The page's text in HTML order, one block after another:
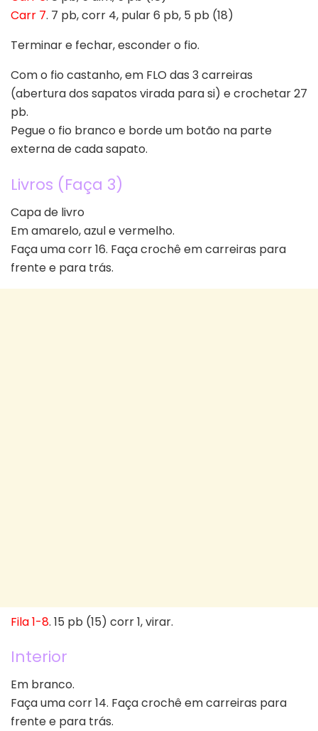
Carr 7. 7 pb, corr 4, pular 6 pb, 5 pb (18)
Terminar e fechar, esconder o fio.
Com o fio castanho, em FLO das 3 carreiras
(abertura dos sapatos virada para si) e crochetar 27
pb.
Pegue o fio branco e borde um botão na parte
externa de cada sapato.
Livros (Faça 3)
Capa de livro
Em amarelo, azul e vermelho.
Faça uma corr 16. Faça crochê em carreiras para
frente e para trás.
Fila 1-8. 15 pb (15) corr 1, virar.
Interior
Em branco.
Faça uma corr 14. Faça crochê em carreiras para
frente e para trás.